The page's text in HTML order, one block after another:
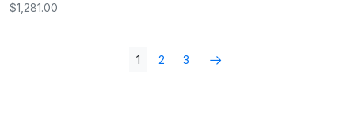
$1,281.00
1 2 3